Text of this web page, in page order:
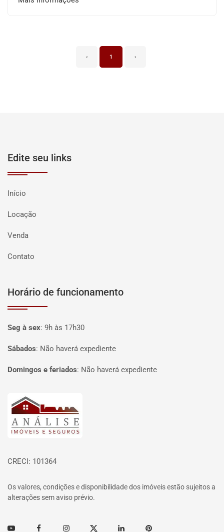
‹ 1 ›
Edite seu links
Início
Locação
Venda
Contato
Horário de funcionamento
Seg à sex: 9h às 17h30
Sábados: Não haverá expediente
Domingos e feriados: Não haverá expediente
Página inicial
CRECI: 101364
Os valores, condições e disponibilidade dos imóveis estão sujeitos a
alterações sem aviso prévio.
Youtube FacebookInstagramTwitter Linkedin Pinterest